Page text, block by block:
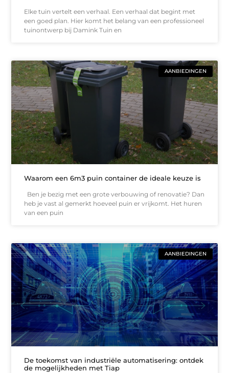
Elke tuin vertelt een verhaal. Een verhaal dat begint met
een goed plan. Hier komt het belang van een professioneel
tuinontwerp bij Damink Tuin en
AANBIEDINGEN
Waarom een 6m3 puin container de ideale keuze is
Ben je bezig met een grote verbouwing of renovatie? Dan
heb je vast al gemerkt hoeveel puin er vrijkomt. Het huren
van een puin
AANBIEDINGEN
De toekomst van industriële automatisering: ontdek
de mogelijkheden met Tiap